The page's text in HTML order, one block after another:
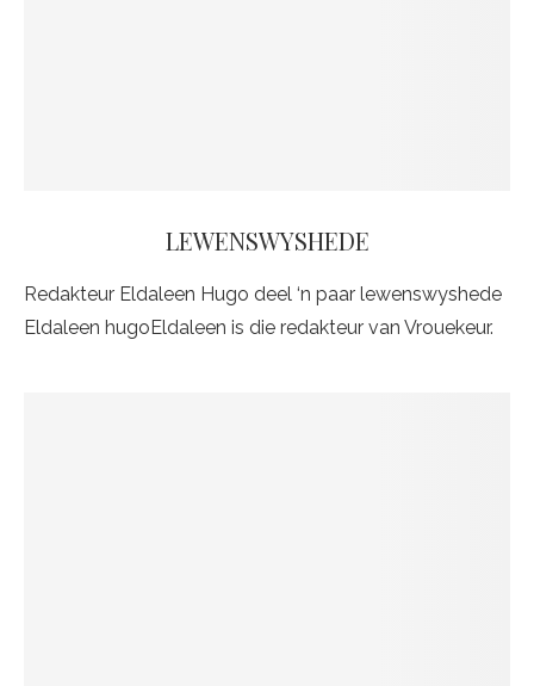
LEWENSWYSHEDE
Redakteur Eldaleen Hugo deel ‘n paar lewenswyshede
Eldaleen hugoEldaleen is die redakteur van Vrouekeur.